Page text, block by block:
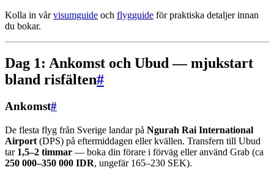
Kolla in vårvisumguide och flygguide för praktiska detaljer innan
du bokar.
Dag 1: Ankomst och Ubud — mjukstart
bland risfälten#
Ankomst#
De flesta flyg från Sverige landar på Ngurah Rai International
Airport (DPS) på eftermiddagen eller kvällen. Transfern till Ubud
tar 1,5–2 timmar — boka din förare i förväg eller använd Grab (ca
250 000–350 000 IDR, ungefär 165–230 SEK).